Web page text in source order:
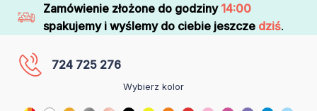
Zamówienie złożone do godziny 14:00
spakujemy i wyślemy do ciebie jeszcze dziś.
724 725 276
Wybierz kolor